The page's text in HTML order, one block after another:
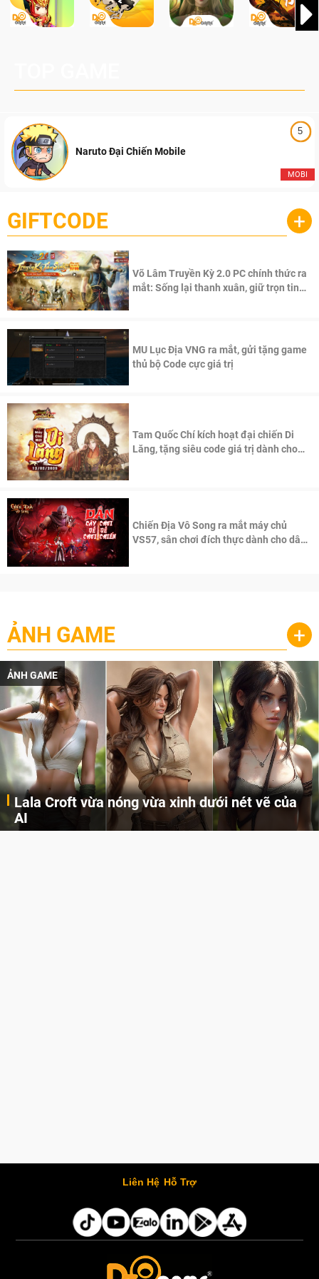
5
MOBI
Naruto Đại Chiến Mobile
GIFTCODE +
Võ Lâm Truyền Kỳ 2.0 PC chính thức ra
mắt: Sống lại thanh xuân, giữ trọn tinh
MU Lục Địa VNG ra mắt, gửi tặng game
thủ bộ Code cực giá trị
Tam Quốc Chí kích hoạt đại chiến Di
Lăng, tặng siêu code giá trị dành cho
Chiến Địa Vô Song ra mắt máy chủ
VS57, sân chơi đích thực dành cho dân
ẢNH GAME +
ẢNH GAME
Lala Croft vừa nóng vừa xinh dưới nét vẽ của
AI
Liên Hệ Hỗ Trợ